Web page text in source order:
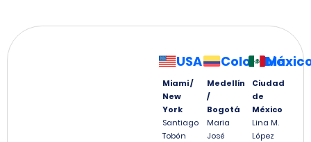
USA
Miami /
New
York
Santiago
Tobón
Colombia
Medellín
/
Bogotá
Maria
José
Ciudad
de
México
Lina M.
López